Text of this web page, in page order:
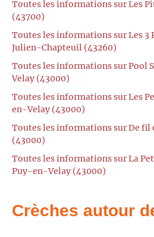
Toutes les informations sur Les
(43700)
Toutes les informations sur Les 3
Julien-Chapteuil (43260)
Toutes les informations sur Pool
Velay (43000)
Toutes les informations sur Les
en-Velay (43000)
Toutes les informations sur De fil
(43000)
Toutes les informations sur La
Puy-en-Velay (43000)
Crèches autour